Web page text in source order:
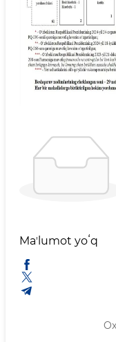
Maʼlumot yoʻq